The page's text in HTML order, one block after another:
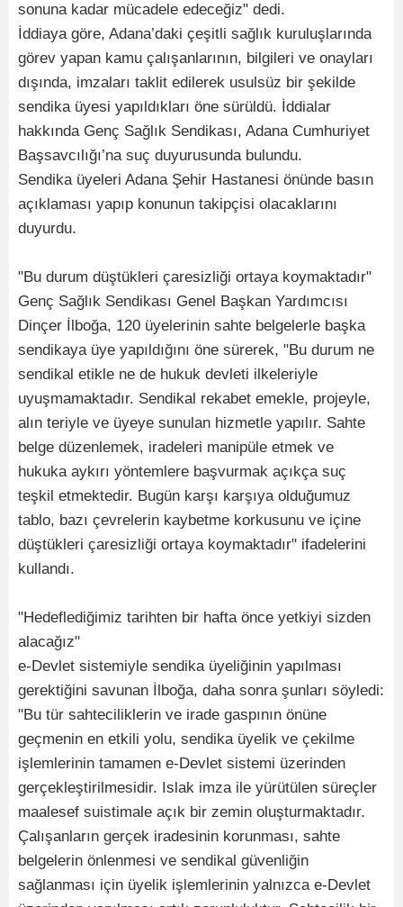
sonuna kadar mücadele edeceğiz" dedi.
İddiaya göre, Adana’daki çeşitli sağlık kuruluşlarında
görev yapan kamu çalışanlarının, bilgileri ve onayları
dışında, imzaları taklit edilerek usulsüz bir şekilde
sendika üyesi yapıldıkları öne sürüldü. İddialar
hakkında Genç Sağlık Sendikası, Adana Cumhuriyet
Başsavcılığı’na suç duyurusunda bulundu.
Sendika üyeleri Adana Şehir Hastanesi önünde basın
açıklaması yapıp konunun takipçisi olacaklarını
duyurdu.
"Bu durum düştükleri çaresizliği ortaya koymaktadır"
Genç Sağlık Sendikası Genel Başkan Yardımcısı
Dinçer İlboğa, 120 üyelerinin sahte belgelerle başka
sendikaya üye yapıldığını öne sürerek, "Bu durum ne
sendikal etikle ne de hukuk devleti ilkeleriyle
uyuşmamaktadır. Sendikal rekabet emekle, projeyle,
alın teriyle ve üyeye sunulan hizmetle yapılır. Sahte
belge düzenlemek, iradeleri manipüle etmek ve
hukuka aykırı yöntemlere başvurmak açıkça suç
teşkil etmektedir. Bugün karşı karşıya olduğumuz
tablo, bazı çevrelerin kaybetme korkusunu ve içine
düştükleri çaresizliği ortaya koymaktadır" ifadelerini
kullandı.
"Hedeflediğimiz tarihten bir hafta önce yetkiyi sizden
alacağız"
e-Devlet sistemiyle sendika üyeliğinin yapılması
gerektiğini savunan İlboğa, daha sonra şunları söyledi:
"Bu tür sahteciliklerin ve irade gaspının önüne
geçmenin en etkili yolu, sendika üyelik ve çekilme
işlemlerinin tamamen e-Devlet sistemi üzerinden
gerçekleştirilmesidir. Islak imza ile yürütülen süreçler
maalesef suistimale açık bir zemin oluşturmaktadır.
Çalışanların gerçek iradesinin korunması, sahte
belgelerin önlenmesi ve sendikal güvenliğin
sağlanması için üyelik işlemlerinin yalnızca e-Devlet